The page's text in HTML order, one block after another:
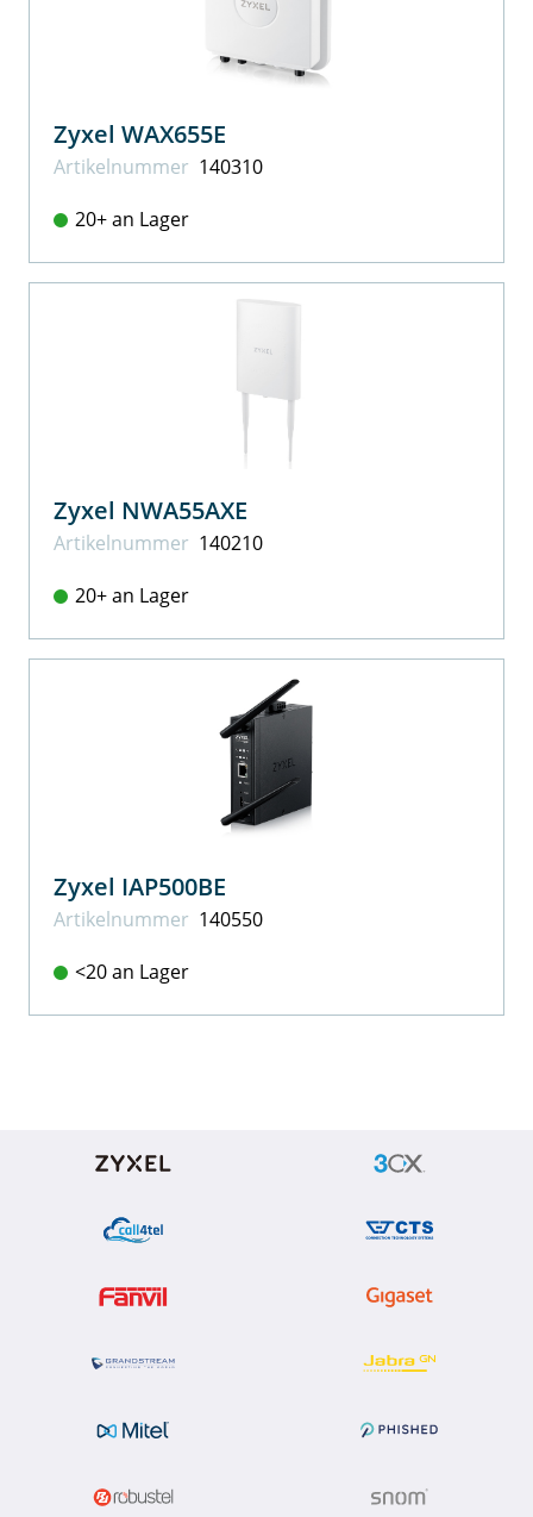
Zyxel WAX655E
Artikel­nummer 140310
20+ an Lager
Zyxel NWA55AXE
Artikel­nummer 140210
20+ an Lager
Zyxel IAP500BE
Artikel­nummer 140550
<20 an Lager